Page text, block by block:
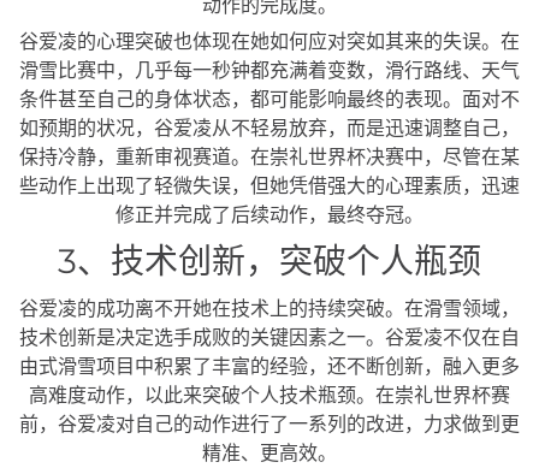
谷爱凌的心理突破也体现在她如何应对突如其来的失误。在
滑雪比赛中，几乎每一秒钟都充满着变数，滑行路线、天气
条件甚至自己的身体状态，都可能影响最终的表现。面对不
如预期的状况，谷爱凌从不轻易放弃，而是迅速调整自己，
保持冷静，重新审视赛道。在崇礼世界杯决赛中，尽管在某
些动作上出现了轻微失误，但她凭借强大的心理素质，迅速
修正并完成了后续动作，最终夺冠。
3、技术创新，突破个人瓶颈
谷爱凌的成功离不开她在技术上的持续突破。在滑雪领域，
技术创新是决定选手成败的关键因素之一。谷爱凌不仅在自
由式滑雪项目中积累了丰富的经验，还不断创新，融入更多
高难度动作，以此来突破个人技术瓶颈。在崇礼世界杯赛
前，谷爱凌对自己的动作进行了一系列的改进，力求做到更
精准、更高效。